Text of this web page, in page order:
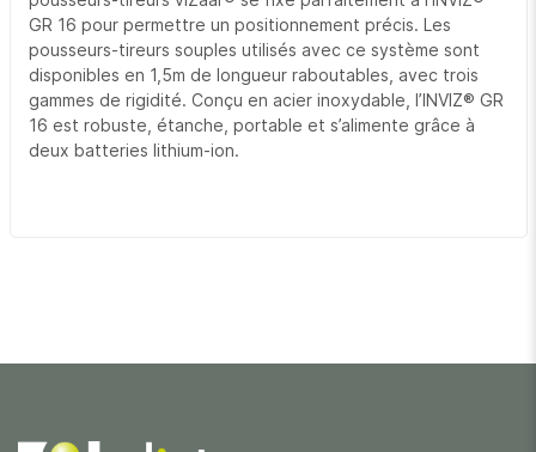
GR 16 pour permettre un positionnement précis. Les
pousseurs-tireurs souples utilisés avec ce système sont
disponibles en 1,5m de longueur raboutables, avec trois
gammes de rigidité. Conçu en acier inoxydable, l’INVIZ® GR
16 est robuste, étanche, portable et s’alimente grâce à
deux batteries lithium-ion.